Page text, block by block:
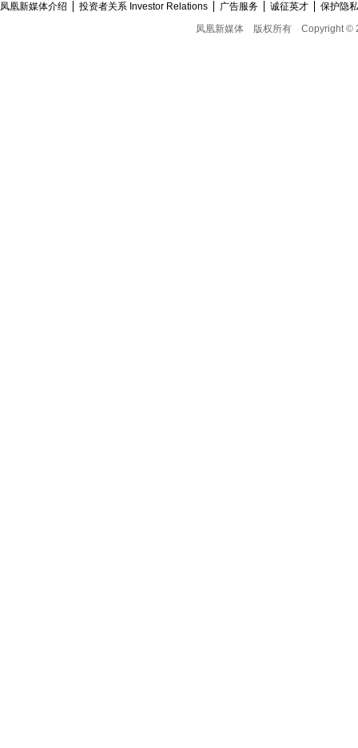
凤凰新媒体介绍 投资者关系 Investor Relations 广告服务 诚征英才
保护隐
凤凰新媒体
版权所有 Copyright ©